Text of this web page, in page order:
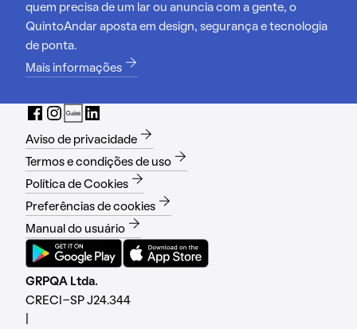
quem precisa de um lar ou anuncia com a gente, o
QuintoAndar aposta em design, segurança e tecnologia
de ponta.
Mais informações
Aviso de privacidade
Termos e condições de uso
Política de Cookies
Preferências de cookies
Manual do usuário
GRPQA Ltda.
CRECI-SP J24.344